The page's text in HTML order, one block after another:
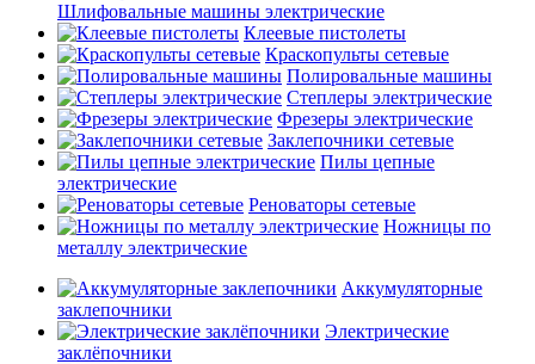
Шлифовальные машины электрические
Клеевые пистолеты
Краскопульты сетевые
Полировальные машины
Степлеры электрические
Фрезеры электрические
Заклепочники сетевые
Пилы цепные
электрические
Реноваторы сетевые
Ножницы по
металлу электрические
Аккумуляторные
заклепочники
Электрические
заклёпочники